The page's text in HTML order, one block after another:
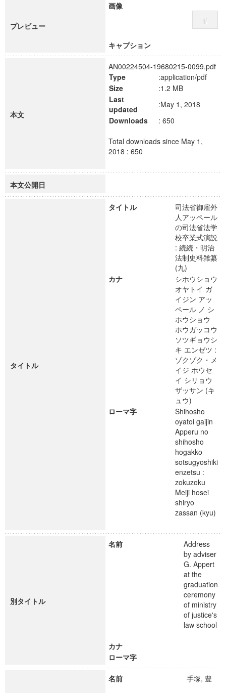
プレビュー
画像
キャプション
本文
AN00224504-19680215-0099.pdf
Type
:application/pdf
Size
:1.2 MB
Last
updated
:May 1, 2018
Downloads
: 650
Total downloads since May 1,
2018 : 650
本文公開日
タイトル
タイトル
司法省御雇外
人アッペール
の司法省法学
校卒業式演説
: 続続・明治
法制史料雑纂
(九)
カナ
シホウショウ
オヤトイ ガ
イジン アッ
ペール ノ シ
ホウショウ
ホウガッコウ
ソツギョウシ
キ エンゼツ :
ゾクゾク・メ
イジ ホウセ
イ シリョウ
ザッサン (キ
ュウ)
ローマ字
Shihosho
oyatoi gaijin
Apperu no
shihosho
hogakko
sotsugyoshiki
enzetsu :
zokuzoku
Meiji hosei
shiryo
zassan (kyu)
別タイトル
名前
Address
by adviser
G. Appert
at the
graduation
ceremony
of ministry
of justice's
law school
カナ
ローマ字
名前 手塚, 豊